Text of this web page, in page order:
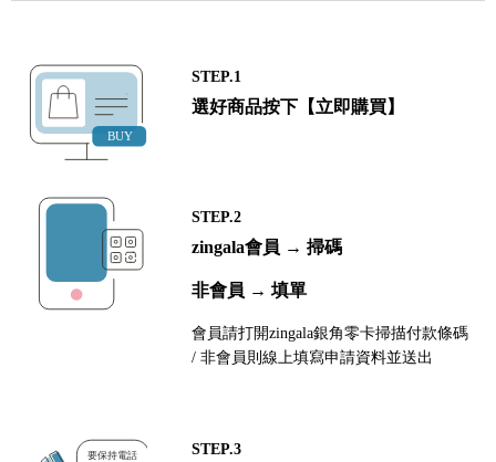
STEP.1
選好商品按下【立即購買】
STEP.2
zingala會員 → 掃碼
非會員 → 填單
會員請打開zingala銀角零卡掃描付款條碼
/ 非會員則線上填寫申請資料並送出
STEP.3